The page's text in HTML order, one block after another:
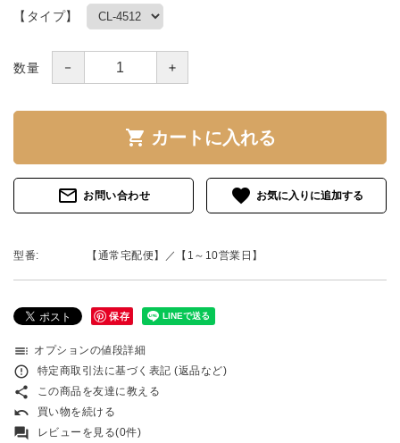
【タイプ】
数量 － ＋
shopping_cart カートに入れる
mail_outline お問い合わせ favorite
型番: 【通常宅配便】／【1～10営業日】
保存
toc オプションの値段詳細
error_outline 特定商取引法に基づく表記 (返品など)
share この商品を友達に教える
undo 買い物を続ける
forum レビューを見る(0件)